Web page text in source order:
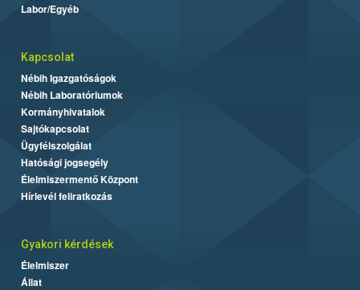
Labor/Egyéb
Kapcsolat
Nébih Igazgatóságok
Nébih Laboratóriumok
Kormányhivatalok
Sajtókapcsolat
Ügyfélszolgálat
Hatósági jogsegély
Élelmiszermentő Központ
Hírlevél feliratkozás
Gyakori kérdések
Élelmiszer
Állat